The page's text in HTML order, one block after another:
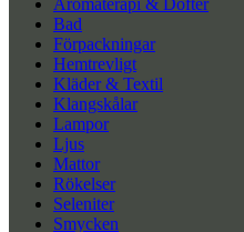
Aromaterapi & Dofter
Bad
Förpackningar
Hemtrevligt
Kläder & Textil
Klangskålar
Lampor
Ljus
Mattor
Rökelser
Seleniter
Smycken